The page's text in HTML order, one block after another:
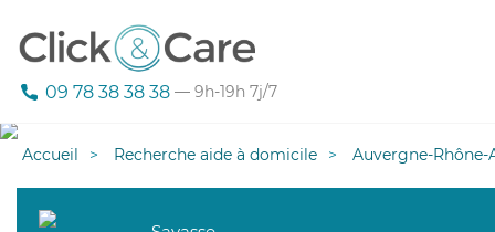
09 78 38 38 38 — 9h-19h 7j/7
Accueil Recherche aide à domicile Auvergne-Rhône-